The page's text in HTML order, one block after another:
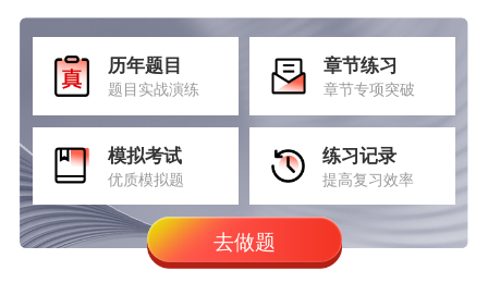
历年题目
题目实战演练
章节练习
章节专项突破
模拟考试
优质模拟题
练习记录
提高复习效率
去做题